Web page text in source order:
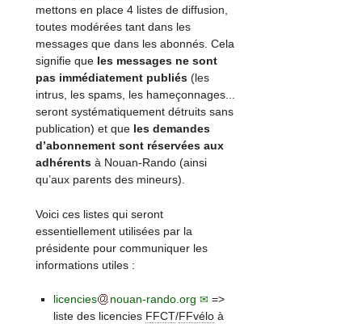
mettons en place 4 listes de diffusion,
toutes modérées tant dans les
messages que dans les abonnés. Cela
signifie que les messages ne sont
pas immédiatement publiés (les
intrus, les spams, les hameçonnages...
seront systématiquement détruits sans
publication) et que les demandes
d’abonnement sont réservées aux
adhérents à Nouan-Rando (ainsi
qu’aux parents des mineurs).
Voici ces listes qui seront
essentiellement utilisées par la
présidente pour communiquer les
informations utiles :
licencies nouan-rando.org
=>
liste des licencies FFCT/FFvéloà